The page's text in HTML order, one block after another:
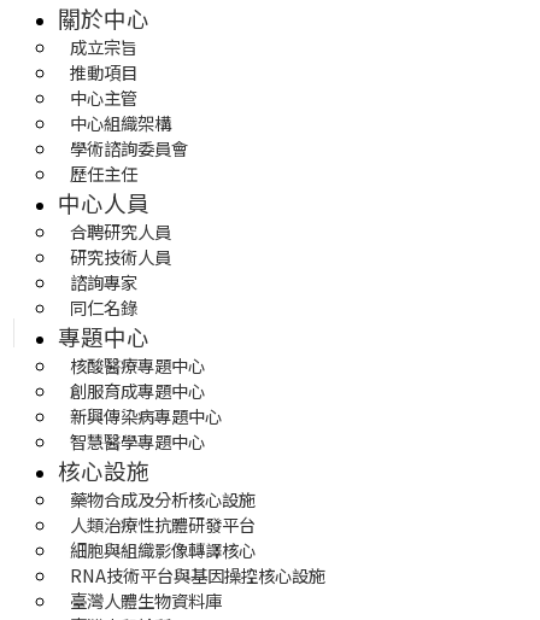
關於中心
成立宗旨
推動項目
中心主管
中心組織架構
學術諮詢委員會
歷任主任
中心人員
合聘研究人員
研究技術人員
諮詢專家
同仁名錄
專題中心
核酸醫療專題中心
創服育成專題中心
新興傳染病專題中心
智慧醫學專題中心
核心設施
藥物合成及分析核心設施
人類治療性抗體研發平台
細胞與組織影像轉譯核心
RNA技術平台與基因操控核心設施
臺灣人體生物資料庫